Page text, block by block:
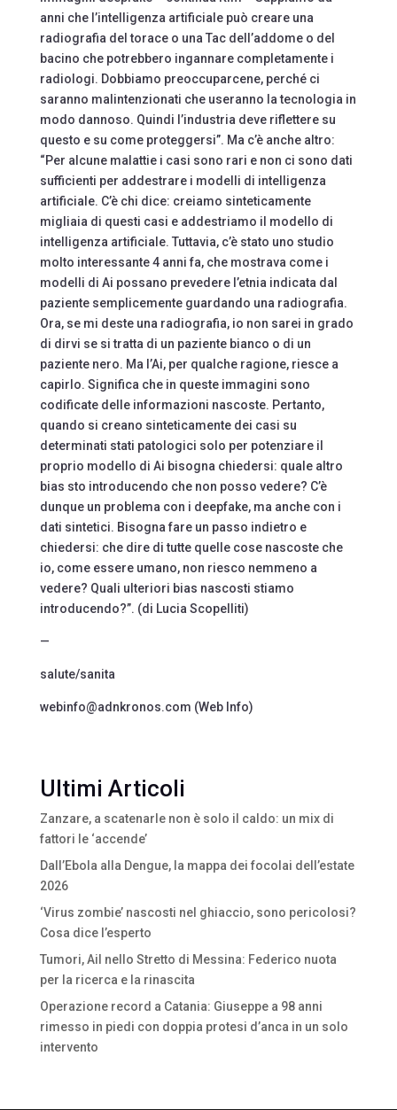
anni che l’intelligenza artificiale può creare una
radiografia del torace o una Tac dell’addome o del
bacino che potrebbero ingannare completamente i
radiologi. Dobbiamo preoccuparcene, perché ci
saranno malintenzionati che useranno la tecnologia in
modo dannoso. Quindi l’industria deve riflettere su
questo e su come proteggersi”. Ma c’è anche altro:
“Per alcune malattie i casi sono rari e non ci sono dati
sufficienti per addestrare i modelli di intelligenza
artificiale. C’è chi dice: creiamo sinteticamente
migliaia di questi casi e addestriamo il modello di
intelligenza artificiale. Tuttavia, c’è stato uno studio
molto interessante 4 anni fa, che mostrava come i
modelli di Ai possano prevedere l’etnia indicata dal
paziente semplicemente guardando una radiografia.
Ora, se mi deste una radiografia, io non sarei in grado
di dirvi se si tratta di un paziente bianco o di un
paziente nero. Ma l’Ai, per qualche ragione, riesce a
capirlo. Significa che in queste immagini sono
codificate delle informazioni nascoste. Pertanto,
quando si creano sinteticamente dei casi su
determinati stati patologici solo per potenziare il
proprio modello di Ai bisogna chiedersi: quale altro
bias sto introducendo che non posso vedere? C’è
dunque un problema con i deepfake, ma anche con i
dati sintetici. Bisogna fare un passo indietro e
chiedersi: che dire di tutte quelle cose nascoste che
io, come essere umano, non riesco nemmeno a
vedere? Quali ulteriori bias nascosti stiamo
introducendo?”. (di Lucia Scopelliti)
—
salute/sanita
webinfo@adnkronos.com (Web Info)
Ultimi Articoli
Zanzare, a scatenarle non è solo il caldo: un mix di
fattori le ‘accende’
Dall’Ebola alla Dengue, la mappa dei focolai dell’estate
2026
‘Virus zombie’ nascosti nel ghiaccio, sono pericolosi?
Cosa dice l’esperto
Tumori, Ail nello Stretto di Messina: Federico nuota
per la ricerca e la rinascita
Operazione record a Catania: Giuseppe a 98 anni
rimesso in piedi con doppia protesi d’anca in un solo
intervento